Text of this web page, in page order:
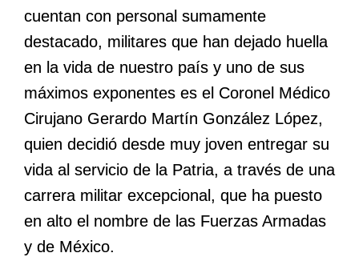
cuentan con personal sumamente
destacado, militares que han dejado huella
en la vida de nuestro país y uno de sus
máximos exponentes es el Coronel Médico
Cirujano Gerardo Martín González López,
quien decidió desde muy joven entregar su
vida al servicio de la Patria, a través de una
carrera militar excepcional, que ha puesto
en alto el nombre de las Fuerzas Armadas
y de México.